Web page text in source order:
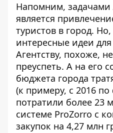
Напомним, задачами
является
туристов в город.
интересные идеи
Агентству, похоже,
преуспеть. А на его
бюджета города
(к примеру, с 2016 по
потратили более 23
системе ProZorro c
закупок на 4,27 млн